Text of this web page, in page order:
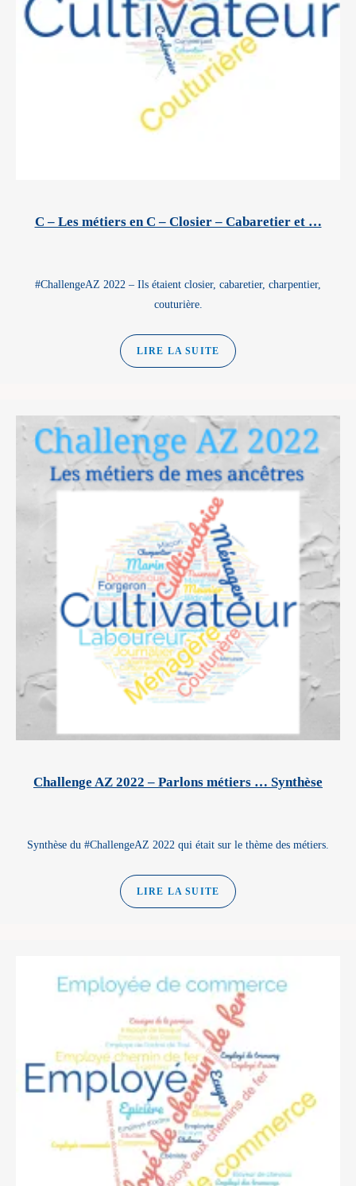
C – Les métiers en C – Closier – Cabaretier et …
#ChallengeAZ 2022 – Ils étaient closier, cabaretier, charpentier,
couturière.
LIRE LA SUITE
Challenge AZ 2022 – Parlons métiers … Synthèse
Synthèse du #ChallengeAZ 2022 qui était sur le thème des métiers.
LIRE LA SUITE